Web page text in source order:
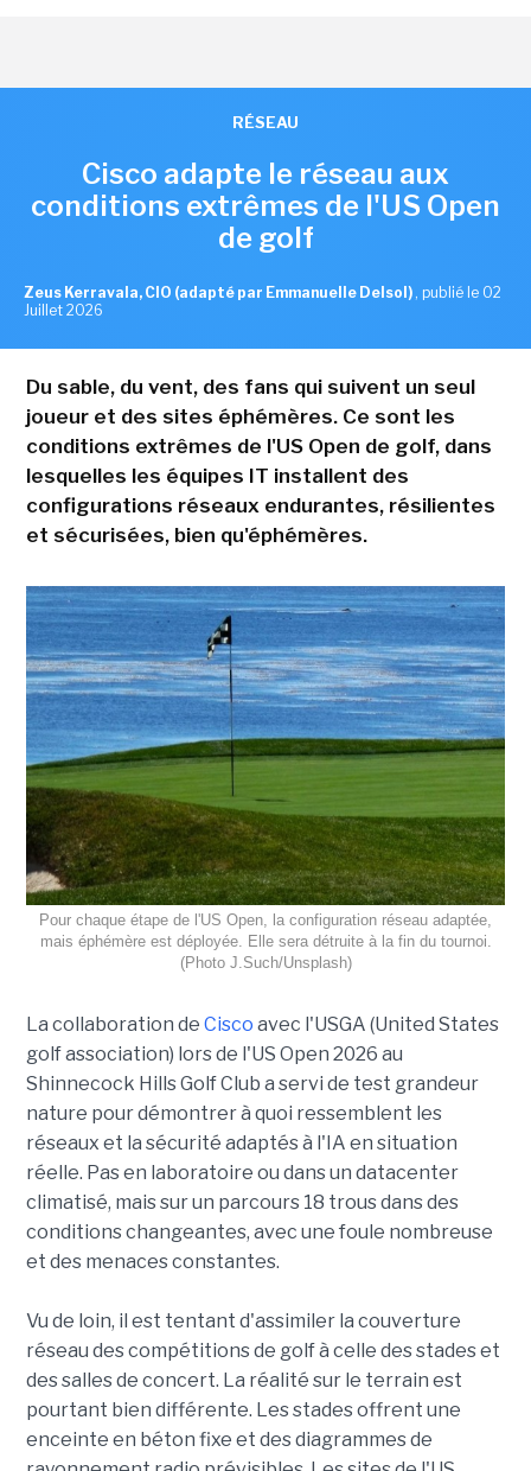
RÉSEAU
Cisco adapte le réseau aux
conditions extrêmes de l'US Open
de golf
Zeus Kerravala, CIO (adapté par Emmanuelle Delsol) , publié le 02
Juillet 2026
Du sable, du vent, des fans qui suivent un seul
joueur et des sites éphémères. Ce sont les
conditions extrêmes de l'US Open de golf, dans
lesquelles les équipes IT installent des
configurations réseaux endurantes, résilientes
et sécurisées, bien qu'éphémères.
Pour chaque étape de l'US Open, la configuration réseau adaptée,
mais éphémère est déployée. Elle sera détruite à la fin du tournoi.
(Photo J.Such/Unsplash)
La collaboration de Cisco avec l'USGA (United States
golf association) lors de l'US Open 2026 au
Shinnecock Hills Golf Club a servi de test grandeur
nature pour démontrer à quoi ressemblent les
réseaux et la sécurité adaptés à l'IA en situation
réelle. Pas en laboratoire ou dans un datacenter
climatisé, mais sur un parcours 18 trous dans des
conditions changeantes, avec une foule nombreuse
et des menaces constantes.
Vu de loin, il est tentant d'assimiler la couverture
réseau des compétitions de golf à celle des stades et
des salles de concert. La réalité sur le terrain est
pourtant bien différente. Les stades offrent une
enceinte en béton fixe et des diagrammes de